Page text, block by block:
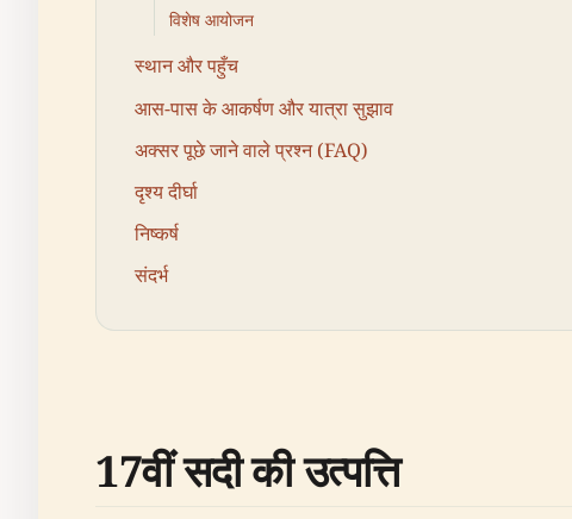
विशेष आयोजन
स्थान और पहुँच
आस-पास के आकर्षण और यात्रा सुझाव
अक्सर पूछे जाने वाले प्रश्न (FAQ)
दृश्य दीर्घा
निष्कर्ष
संदर्भ
17वीं सदी की उत्पत्ति